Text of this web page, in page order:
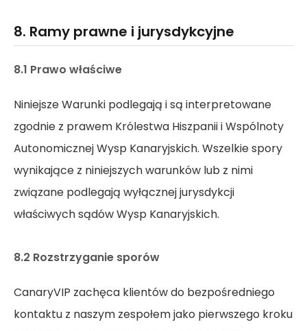
8. Ramy prawne i jurysdykcyjne
8.1 Prawo właściwe
Niniejsze Warunki podlegają i są interpretowane
zgodnie z prawem Królestwa Hiszpanii i Wspólnoty
Autonomicznej Wysp Kanaryjskich. Wszelkie spory
wynikające z niniejszych warunków lub z nimi
związane podlegają wyłącznej jurysdykcji
właściwych sądów Wysp Kanaryjskich.
8.2 Rozstrzyganie sporów
CanaryVIP zachęca klientów do bezpośredniego
kontaktu z naszym zespołem jako pierwszego kroku